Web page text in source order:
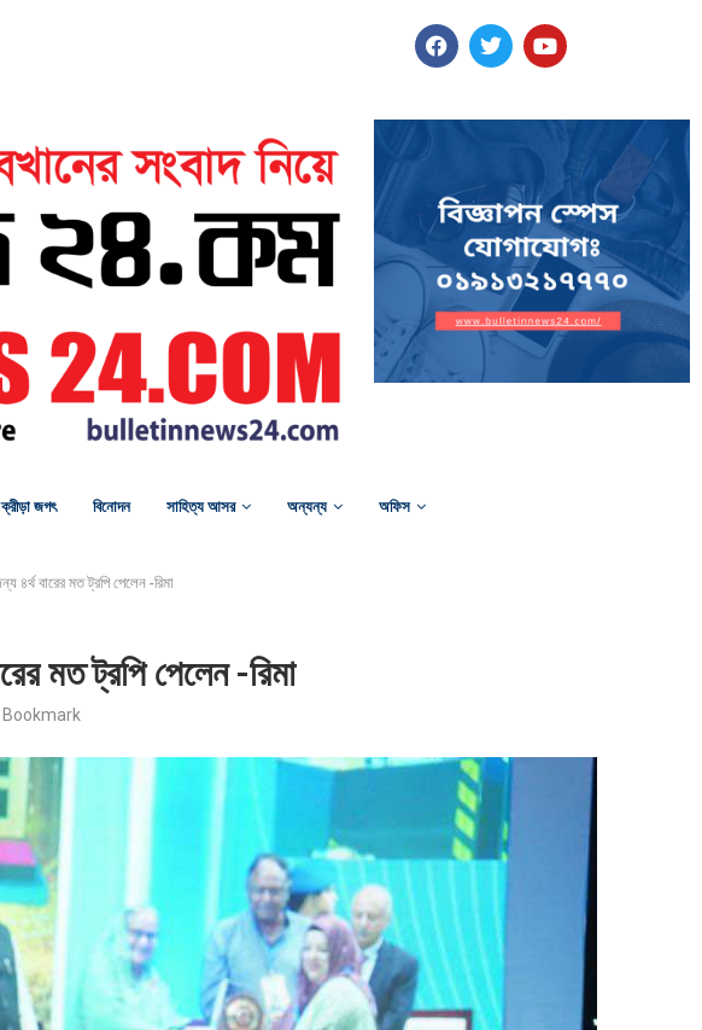
ক্রীড়া জগৎ বিনোদন সাহিত্য আসর অন্যন্য অফিস
৪র্থ বারের মত ট্রপি পেলেন -রিমা
মত ট্রপি পেলেন -রিমা
Bookmark